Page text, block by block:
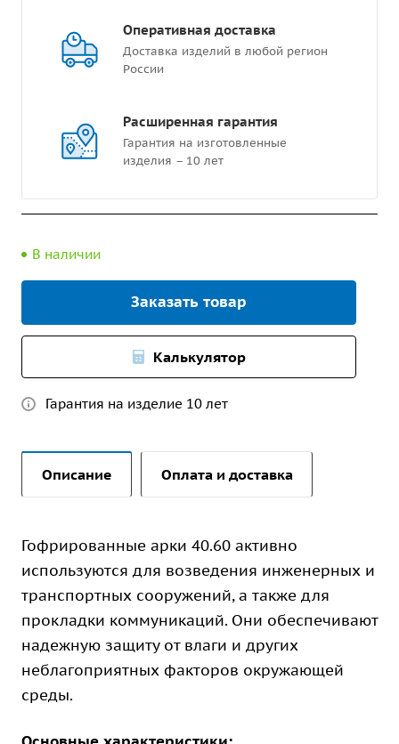
Оперативная доставка
Доставка изделий в любой регион
России
Расширенная гарантия
Гарантия на изготовленные
изделия – 10 лет
В наличии
Заказать товар
Калькулятор
Гарантия на изделие 10 лет
Описание Оплата и доставка
Гофрированные арки 40.60 активно
используются для возведения инженерных и
транспортных сооружений, а также для
прокладки коммуникаций. Они обеспечивают
надежную защиту от влаги и других
неблагоприятных факторов окружающей
среды.